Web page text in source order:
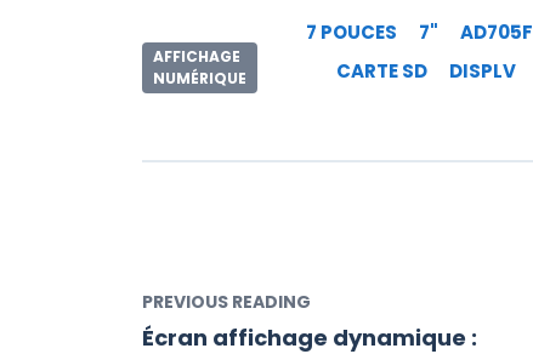
AFFICHAGE
NUMÉRIQUE
7 POUCES 7" AD705F
CARTE SD
DISPLV
PREVIOUS READING
Écran affichage dynamique :